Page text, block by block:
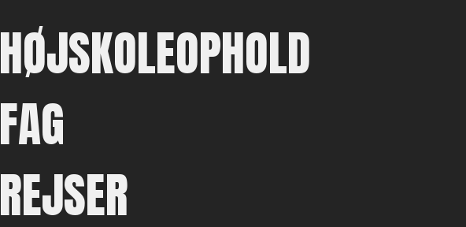
HØJSKOLEOPHOLD
FAG
REJSER